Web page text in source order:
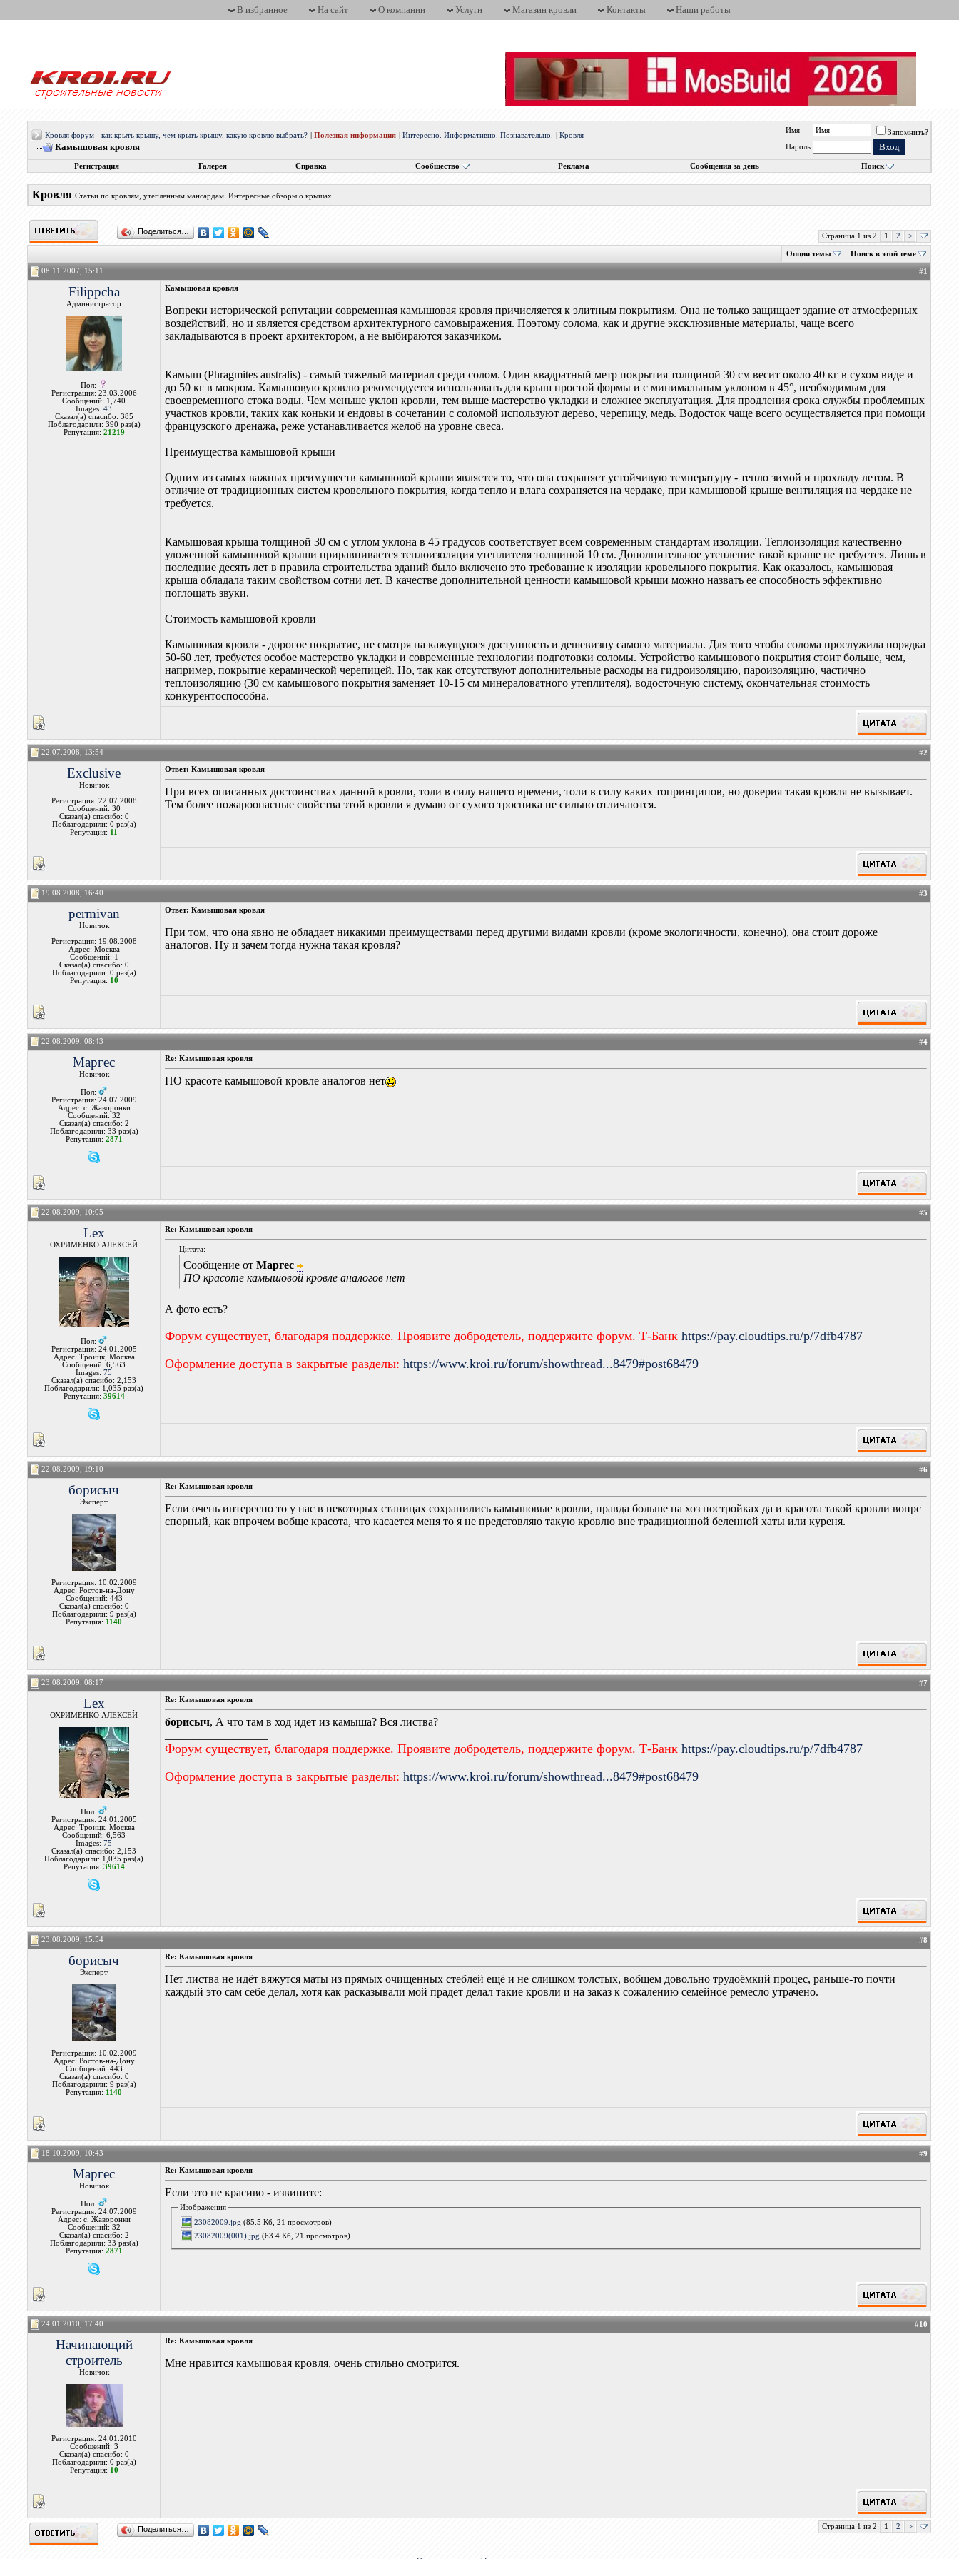
В избранное На сайт О компании Услуги Магазин кровли Контакты Наши работы
Кровля форум - как крыть крышу, чем крыть крышу, какую кровлю выбрать? |Полезная информация |Интересно. Информативно. Познавательно. |Кровля
Камышовая кровля
Имя
Запомнить?
Пароль
Регистрация Галерея Справка Сообщество Реклама Сообщения за день Поиск
Кровля Статьи по кровлям, утепленным мансардам. Интересные обзоры о крышах.
Поделиться…
Страница 1 из 2 1 2 >
Опции темы Поиск в этой теме
08.11.2007, 15:11 #1
Filippcha
Администратор
Пол:
Регистрация: 23.03.2006
Сообщений: 1,740
Images:43
Сказал(а) спасибо: 385
Поблагодарили: 390 раз(а)
Репутация: 21219
Камышовая кровля
Вопреки исторической репутации современная камышовая кровля причисляется к элитным покрытиям. Она не только защищает здание от атмосферных
воздействий, но и является средством архитектурного самовыражения. Поэтому солома, как и другие эксклюзивные материалы, чаще всего
закладываются в проект архитектором, а не выбираются заказчиком.
Камыш (Phragmites australis) - самый тяжелый материал среди солом. Один квадратный метр покрытия толщиной 30 см весит около 40 кг в сухом виде и
до 50 кг в мокром. Камышовую кровлю рекомендуется использовать для крыш простой формы и с минимальным уклоном в 45°, необходимым для
своевременного стока воды. Чем меньше уклон кровли, тем выше мастерство укладки и сложнее эксплуатация. Для продления срока службы проблемных
участков кровли, таких как коньки и ендовы в сочетании с соломой используют дерево, черепицу, медь. Водосток чаще всего осуществляется при помощи
французского дренажа, реже устанавливается желоб на уровне свеса.
Преимущества камышовой крыши
Одним из самых важных преимуществ камышовой крыши является то, что она сохраняет устойчивую температуру - тепло зимой и прохладу летом. В
отличие от традиционных систем кровельного покрытия, когда тепло и влага сохраняется на чердаке, при камышовой крыше вентиляция на чердаке не
требуется.
Камышовая крыша толщиной 30 см с углом уклона в 45 градусов соответствует всем современным стандартам изоляции. Теплоизоляция качественно
уложенной камышовой крыши приравнивается теплоизоляция утеплителя толщиной 10 см. Дополнительное утепление такой крыше не требуется. Лишь в
последние десять лет в правила строительства зданий было включено это требование к изоляции кровельного покрытия. Как оказалось, камышовая
крыша обладала таким свойством сотни лет. В качестве дополнительной ценности камышовой крыши можно назвать ее способность эффективно
поглощать звуки.
Стоимость камышовой кровли
Камышовая кровля - дорогое покрытие, не смотря на кажущуюся доступность и дешевизну самого материала. Для того чтобы солома прослужила порядка
50-60 лет, требуется особое мастерство укладки и современные технологии подготовки соломы. Устройство камышового покрытия стоит больше, чем,
например, покрытие керамической черепицей. Но, так как отсутствуют дополнительные расходы на гидроизоляцию, пароизоляцию, частично
теплоизоляцию (30 см камышового покрытия заменяет 10-15 см минераловатного утеплителя), водосточную систему, окончательная стоимость
конкурентоспособна.
22.07.2008, 13:54 #2
Exclusive
Новичок
Регистрация: 22.07.2008
Сообщений: 30
Сказал(а) спасибо: 0
Поблагодарили: 0 раз(а)
Репутация: 11
Ответ: Камышовая кровля
При всех описанных достоинствах данной кровли, толи в силу нашего времени, толи в силу каких топринципов, но доверия такая кровля не вызывает.
Тем более пожароопасные свойства этой кровли я думаю от сухого тросника не сильно отличаются.
19.08.2008, 16:40 #3
permivan
Новичок
Регистрация: 19.08.2008
Адрес: Москва
Сообщений: 1
Сказал(а) спасибо: 0
Поблагодарили: 0 раз(а)
Репутация: 10
Ответ: Камышовая кровля
При том, что она явно не обладает никакими преимуществами перед другими видами кровли (кроме экологичности, конечно), она стоит дороже
аналогов. Ну и зачем тогда нужна такая кровля?
22.08.2009, 08:43 #4
Маргес
Новичок
Пол:
Регистрация: 24.07.2009
Адрес: с. Жаворонки
Сообщений: 32
Сказал(а) спасибо: 2
Поблагодарили: 33 раз(а)
Репутация: 2871
Re: Камышовая кровля
ПО красоте камышовой кровле аналогов нет
22.08.2009, 10:05 #5
Lex
ОХРИМЕНКО АЛЕКСЕЙ
Пол:
Регистрация: 24.01.2005
Адрес: Троицк, Москва
Сообщений: 6,563
Images:75
Сказал(а) спасибо: 2,153
Поблагодарили: 1,035 раз(а)
Репутация: 39614
Re: Камышовая кровля
Цитата:
Сообщение отМаргес
ПО красоте камышовой кровле аналогов нет
А фото есть?
Форум существует, благодаря поддержке. Проявите добродетель, поддержите форум. Т-Банкhttps://pay.cloudtips.ru/p/7dfb4787
Оформление доступа в закрытые разделы:https://www.kroi.ru/forum/showthread...8479#post68479
22.08.2009, 19:10 #6
борисыч
Эксперт
Регистрация: 10.02.2009
Адрес: Ростов-на-Дону
Сообщений: 443
Сказал(а) спасибо: 0
Поблагодарили: 9 раз(а)
Репутация: 1140
Re: Камышовая кровля
Если очень интересно то у нас в некоторых станицах сохранились камышовые кровли, правда больше на хоз постройках да и красота такой кровли вопрс
спорный, как впрочем вобще красота, что касается меня то я не предстовляю такую кровлю вне традиционной беленной хаты или куреня.
23.08.2009, 08:17 #7
Lex
ОХРИМЕНКО АЛЕКСЕЙ
Пол:
Регистрация: 24.01.2005
Адрес: Троицк, Москва
Сообщений: 6,563
Images:75
Сказал(а) спасибо: 2,153
Поблагодарили: 1,035 раз(а)
Репутация: 39614
Re: Камышовая кровля
борисыч, А что там в ход идет из камыша? Вся листва?
Форум существует, благодаря поддержке. Проявите добродетель, поддержите форум. Т-Банкhttps://pay.cloudtips.ru/p/7dfb4787
Оформление доступа в закрытые разделы:https://www.kroi.ru/forum/showthread...8479#post68479
23.08.2009, 15:54 #8
борисыч
Эксперт
Регистрация: 10.02.2009
Адрес: Ростов-на-Дону
Сообщений: 443
Сказал(а) спасибо: 0
Поблагодарили: 9 раз(а)
Репутация: 1140
Re: Камышовая кровля
Нет листва не идёт вяжутся маты из прямых очищенных стеблей ещё и не слишком толстых, вобщем довольно трудоёмкий процес, раньше-то почти
каждый это сам себе делал, хотя как расказывали мой прадет делал такие кровли и на заказ к сожалению семейное ремесло утрачено.
18.10.2009, 10:43 #9
Маргес
Новичок
Пол:
Регистрация: 24.07.2009
Адрес: с. Жаворонки
Сообщений: 32
Сказал(а) спасибо: 2
Поблагодарили: 33 раз(а)
Репутация: 2871
Re: Камышовая кровля
Если это не красиво - извините:
Изображения
23082009.jpg (85.5 Кб, 21 просмотров)
23082009(001).jpg (63.4 Кб, 21 просмотров)
24.01.2010, 17:40 #10
Начинающий
строитель
Новичок
Регистрация: 24.01.2010
Сообщений: 3
Сказал(а) спасибо: 0
Поблагодарили: 0 раз(а)
Репутация: 10
Re: Камышовая кровля
Мне нравится камышовая кровля, очень стильно смотрится.
Поделиться… Страница 1 из 2 1 2 >